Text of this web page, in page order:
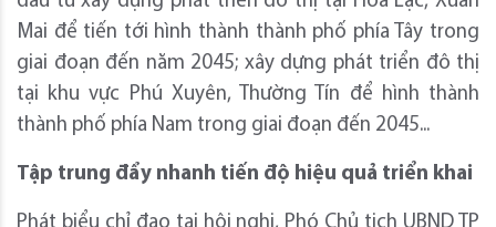
Mai để tiến tới hình thành thành phố phía Tây trong
giai đoạn đến năm 2045; xây dựng phát triển đô thị
tại khu vực Phú Xuyên, Thường Tín để hình thành
thành phố phía Nam trong giai đoạn đến 2045...
Tập trung đẩy nhanh tiến độ hiệu quả triển khai